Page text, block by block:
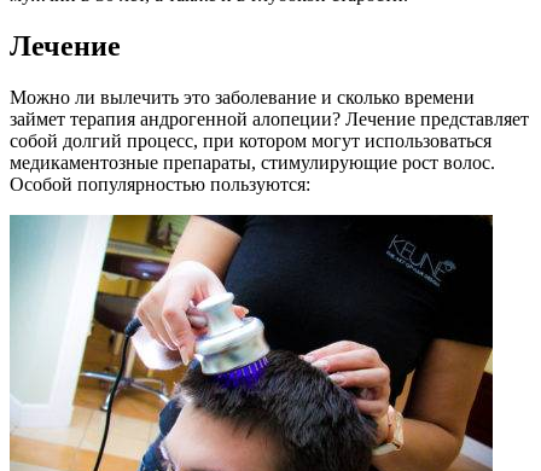
Лечение
Можно ли вылечить это заболевание и сколько времени
займет терапия андрогенной алопеции? Лечение представляет
собой долгий процесс, при котором могут использоваться
медикаментозные препараты, стимулирующие рост волос.
Особой популярностью пользуются: